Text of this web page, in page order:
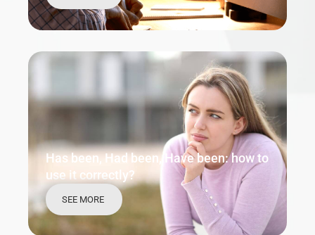
Has been, Had been, Have been: how to
use it correctly?
SEE MORE